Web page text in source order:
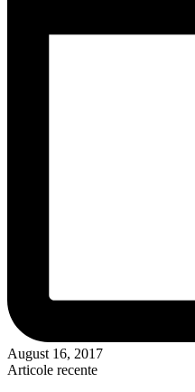
August 16, 2017
Articole recente